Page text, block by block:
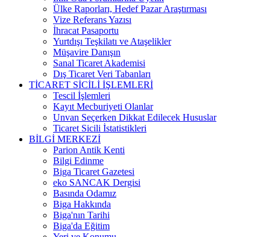
Ülke Raporları, Hedef Pazar Araştırması
Vize Referans Yazısı
İhracat Pasaportu
Yurtdışı Teşkilatı ve Ataşelikler
Müşavire Danışın
Sanal Ticaret Akademisi
Dış Ticaret Veri Tabanları
TİCARET SİCİLİ İŞLEMLERİ
Tescil İşlemleri
Kayıt Mecburiyeti Olanlar
Unvan Seçerken Dikkat Edilecek Hususlar
Ticaret Sicili İstatistikleri
BİLGİ MERKEZİ
Parion Antik Kenti
Bilgi Edinme
Biga Ticaret Gazetesi
eko SANCAK Dergisi
Basında Odamız
Biga Hakkında
Biga'nın Tarihi
Biga'da Eğitim